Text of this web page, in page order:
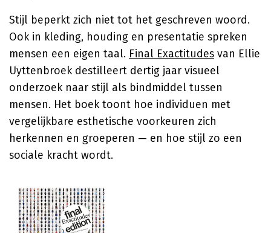
Stijl beperkt zich niet tot het geschreven woord.
Ook in kleding, houding en presentatie spreken
mensen een eigen taal. Final Exactitudes van Ellie
Uyttenbroek destilleert dertig jaar visueel
onderzoek naar stijl als bindmiddel tussen
mensen. Het boek toont hoe individuen met
vergelijkbare esthetische voorkeuren zich
herkennen en groeperen — en hoe stijl zo een
sociale kracht wordt.